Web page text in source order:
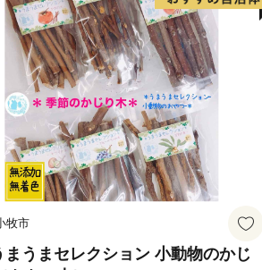
牧市
うまセレクション 小動物のかじ